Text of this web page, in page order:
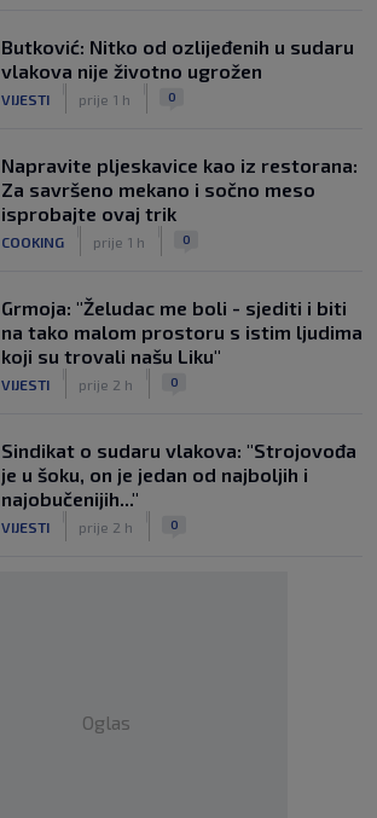
Butković: Nitko od ozlijeđenih u sudaru
vlakova nije životno ugrožen
VIJESTI prije 1 h 0
Napravite pljeskavice kao iz restorana:
Za savršeno mekano i sočno meso
isprobajte ovaj trik
COOKING prije 1 h 0
Grmoja: "Želudac me boli - sjediti i biti
na tako malom prostoru s istim ljudima
koji su trovali našu Liku"
VIJESTI prije 2 h 0
Sindikat o sudaru vlakova: "Strojovođa
je u šoku, on je jedan od najboljih i
najobučenijih..."
VIJESTI prije 2 h 0
Oglas